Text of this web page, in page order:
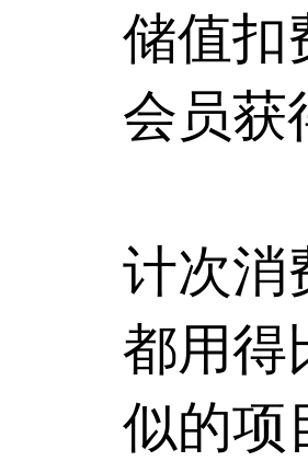
储值扣
会员获
计次消
都用得
似的项